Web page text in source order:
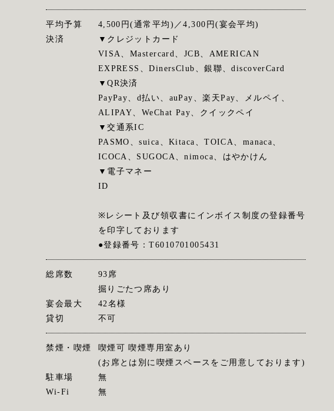
平均予算
4,500円(通常平均)／4,300円(宴会平均)
決済
▼クレジットカード
VISA、Mastercard、JCB、AMERICAN
EXPRESS、DinersClub、銀聯、discoverCard
▼QR決済
PayPay、d払い、auPay、楽天Pay、メルペイ、
ALIPAY、WeChat Pay、クイックペイ
▼交通系IC
PASMO、suica、Kitaca、TOICA、manaca、
ICOCA、SUGOCA、nimoca、はやかけん
▼電子マネー
ID
※レシート及び領収書にインボイス制度の登録番号
を印字しております
●登録番号：T6010701005431
総席数
93席
掘りごたつ席あり
宴会最大
42名様
貸切
不可
禁煙・喫煙
喫煙可 喫煙専用室あり
(お席とは別に喫煙スペースをご用意しております)
駐車場
無
Wi-Fi
無